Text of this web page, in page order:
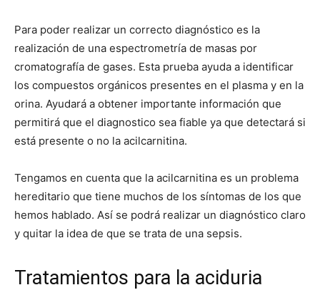
Para poder realizar un correcto diagnóstico es la
realización de una espectrometría de masas por
cromatografía de gases. Esta prueba ayuda a identificar
los compuestos orgánicos presentes en el plasma y en la
orina. Ayudará a obtener importante información que
permitirá que el diagnostico sea fiable ya que detectará si
está presente o no la acilcarnitina.
Tengamos en cuenta que la acilcarnitina es un problema
hereditario que tiene muchos de los síntomas de los que
hemos hablado. Así se podrá realizar un diagnóstico claro
y quitar la idea de que se trata de una sepsis.
Tratamientos para la aciduria